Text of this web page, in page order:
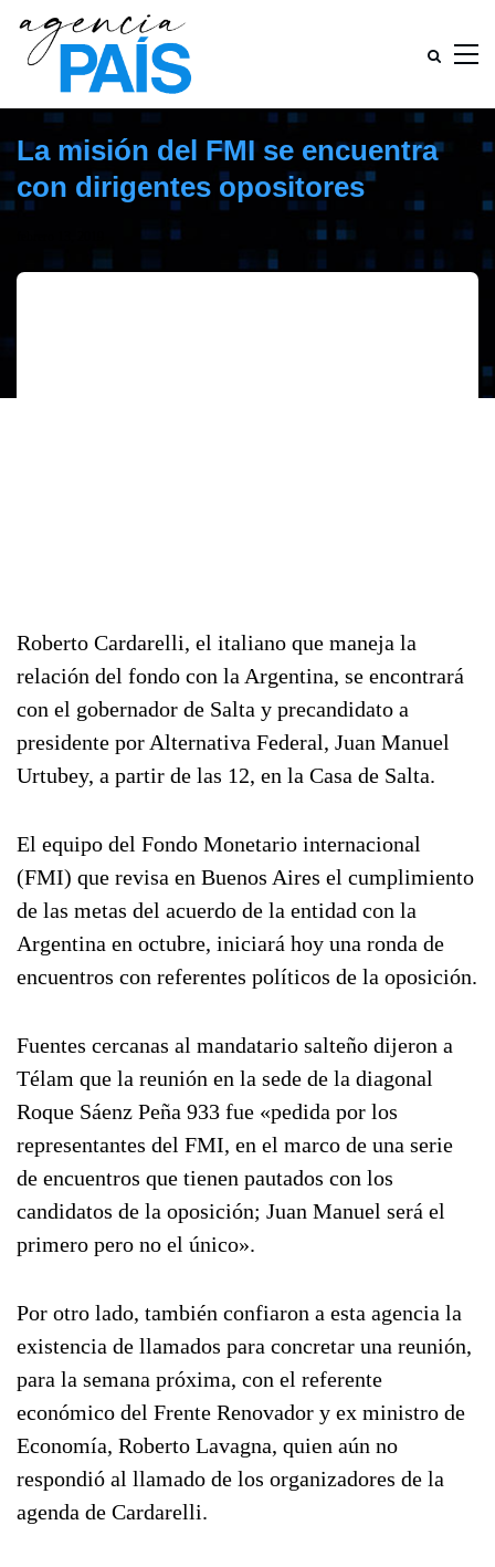
La misión del FMI se encuentra
con dirigentes opositores
Roberto Cardarelli, el italiano que maneja la
relación del fondo con la Argentina, se encontrará
con el gobernador de Salta y precandidato a
presidente por Alternativa Federal, Juan Manuel
Urtubey, a partir de las 12, en la Casa de Salta.
El equipo del Fondo Monetario internacional
(FMI) que revisa en Buenos Aires el cumplimiento
de las metas del acuerdo de la entidad con la
Argentina en octubre, iniciará hoy una ronda de
encuentros con referentes políticos de la oposición.
Fuentes cercanas al mandatario salteño dijeron a
Télam que la reunión en la sede de la diagonal
Roque Sáenz Peña 933 fue «pedida por los
representantes del FMI, en el marco de una serie
de encuentros que tienen pautados con los
candidatos de la oposición; Juan Manuel será el
primero pero no el único».
Por otro lado, también confiaron a esta agencia la
existencia de llamados para concretar una reunión,
para la semana próxima, con el referente
económico del Frente Renovador y ex ministro de
Economía, Roberto Lavagna, quien aún no
respondió al llamado de los organizadores de la
agenda de Cardarelli.